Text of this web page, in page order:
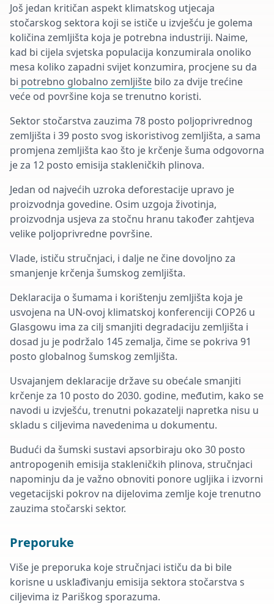
Još jedan kritičan aspekt klimatskog utjecaja
stočarskog sektora koji se ističe u izvješću je golema
količina zemljišta koja je potrebna industriji. Naime,
kad bi cijela svjetska populacija konzumirala onoliko
mesa koliko zapadni svijet konzumira, procjene su da
bi potrebno globalno zemljište bilo za dvije trećine
veće od površine koja se trenutno koristi.
Sektor stočarstva zauzima 78 posto poljoprivrednog
zemljišta i 39 posto svog iskoristivog zemljišta, a sama
promjena zemljišta kao što je krčenje šuma odgovorna
je za 12 posto emisija stakleničkih plinova.
Jedan od najvećih uzroka deforestacije upravo je
proizvodnja govedine. Osim uzgoja životinja,
proizvodnja usjeva za stočnu hranu također zahtjeva
velike poljoprivredne površine.
Vlade, ističu stručnjaci, i dalje ne čine dovoljno za
smanjenje krčenja šumskog zemljišta.
Deklaracija o šumama i korištenju zemljišta koja je
usvojena na UN-ovoj klimatskoj konferenciji COP26 u
Glasgowu ima za cilj smanjiti degradaciju zemljišta i
dosad ju je podržalo 145 zemalja, čime se pokriva 91
posto globalnog šumskog zemljišta.
Usvajanjem deklaracije države su obećale smanjiti
krčenje za 10 posto do 2030. godine, međutim, kako se
navodi u izvješću, trenutni pokazatelji napretka nisu u
skladu s ciljevima navedenima u dokumentu.
Budući da šumski sustavi apsorbiraju oko 30 posto
antropogenih emisija stakleničkih plinova, stručnjaci
napominju da je važno obnoviti ponore ugljika i izvorni
vegetacijski pokrov na dijelovima zemlje koje trenutno
zauzima stočarski sektor.
Preporuke
Više je preporuka koje stručnjaci ističu da bi bile
korisne u usklađivanju emisija sektora stočarstva s
ciljevima iz Pariškog sporazuma.